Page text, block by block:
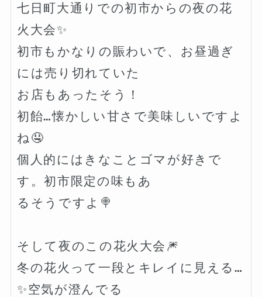
七日町大通りでの初市からの夜の花
火大会✨
初市もかなりの賑わいで、お昼過ぎ
には売り切れていた
お店もあったそう！
初飴…懐かしい甘さで美味しいですよ
ね🤤
個人的にはきなことゴマが好きで
す。初市限定の味もあ
るそうですよ🍭
そして夜のこの花火大会🎆
冬の花火って一段とキレイに見える…
✨空気が澄んでる